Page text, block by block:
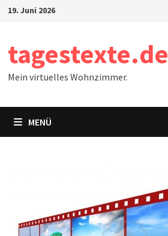
Zum19. Juni 2026
tagestexte.de
Mein virtuelles Wohnzimmer.
MENÜ